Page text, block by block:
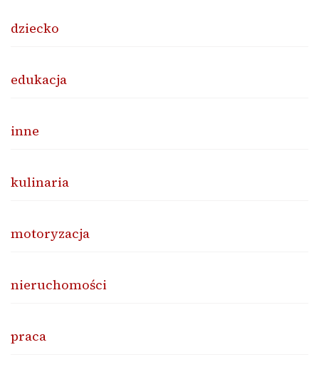
dziecko
edukacja
inne
kulinaria
motoryzacja
nieruchomości
praca